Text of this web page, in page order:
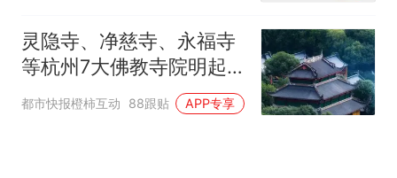
灵隐寺、净慈寺、永福寺
等杭州7大佛教寺院明起
临时关闭，别跑空了
都市快报橙柿互动 88跟贴 APP专享